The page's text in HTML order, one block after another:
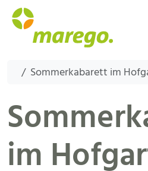
Sommerkabarett im
im